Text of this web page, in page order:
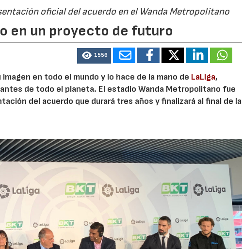
oficial del acuerdo en el Wanda Metropolitano
en un proyecto de futuro
1556
en todo el mundo y lo hace de la mano de LaLiga,
de todo el planeta. El estadio Wanda Metropolitano fue
del acuerdo que durará tres años y finalizará al final de la